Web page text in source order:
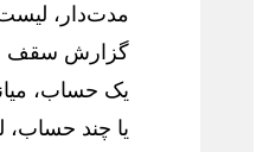
مدت‌دار،
گزارش سقف
یک حساب،
یا چند حساب،